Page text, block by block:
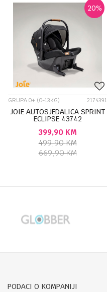
20%
GRUPA 0+ (0-13KG) 2174391
JOIE AUTOSJEDALICA SPRINT
ECLIPSE 43742
399,90 KM
499,90KM
669,90KM
PODACI O KOMPANIJI